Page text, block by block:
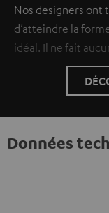
Nos designers ont
d’atteindre la
idéal. Il ne fait
Données